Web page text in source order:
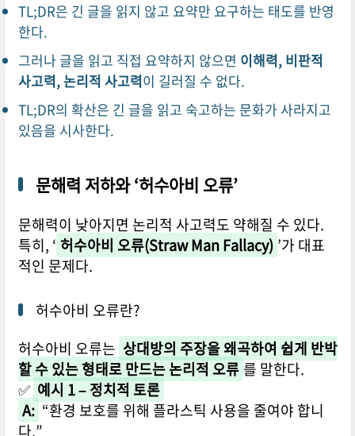
TL;DR은 긴 글을 읽지 않고 요약만 요구하는 태도를 반영
한다.
그러나 글을 읽고 직접 요약하지 않으면 이해력, 비판적
사고력, 논리적 사고력이 길러질 수 없다.
TL;DR의 확산은 긴 글을 읽고 숙고하는 문화가 사라지고
있음을 시사한다.
문해력 저하와 ‘허수아비 오류’
문해력이 낮아지면 논리적 사고력도 약해질 수 있다.
특히, ‘ 허수아비 오류(Straw Man Fallacy) ’가 대표
적인 문제다.
허수아비 오류란?
허수아비 오류는 상대방의 주장을 왜곡하여 쉽게 반박
할 수 있는 형태로 만드는 논리적 오류 를 말한다.
✅ 예시 1 – 정치적 토론
A: “환경 보호를 위해 플라스틱 사용을 줄여야 합니
다.”